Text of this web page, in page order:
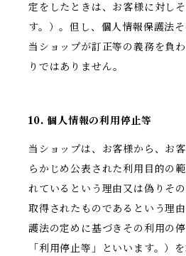
定をしたときは、お客様に対し
す。）。但し、個人情報保護法そ
当ショップが訂正等の義務を負
りではありません。
10. 個人情報の利用停止等
当ショップは、お客様から、お
らかじめ公表された利用目的の
れているという理由又は偽りそ
取得されたものであるという理
護法の定めに基づきその利用の
「利用停止等」といいます。）